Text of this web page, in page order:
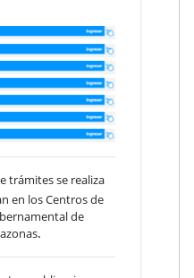
trámites se realiza
en los Centros de
de
.